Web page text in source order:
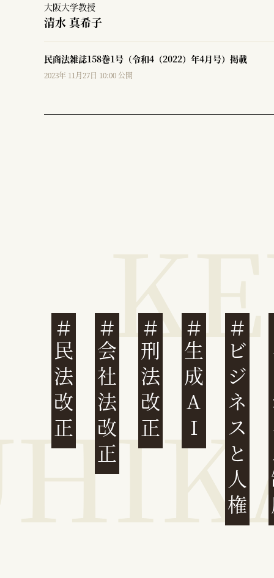
大阪大学教授
清水 真希子
民商法雑誌158巻1号（令和4（2022）年4月号）掲載
2023年 11月27日 10:00 公開
民法改正 会社法改正 刑法改正 生成AI ビジネスと人権